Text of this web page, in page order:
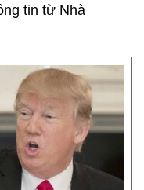
tin từ Nhà